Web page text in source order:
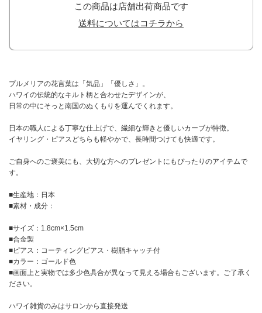
この商品は店舗出荷商品です
送料についてはコチラから
プルメリアの花言葉は「気品」「優しさ」。
ハワイの伝統的なキルト柄と合わせたデザインが、
日常の中にそっと南国のぬくもりを運んでくれます。
日本の職人による丁寧な仕上げで、繊細な輝きと優しいカーブが特徴。
イヤリング・ピアスどちらも軽やかで、長時間つけても快適です。
ご自身へのご褒美にも、大切な方へのプレゼントにもぴったりのアイテムで
す。
■生産地：日本
■素材・成分：
■サイズ：1.8cm×1.5cm
■合金製
■ピアス：コーティングピアス・樹脂キャッチ付
■カラー：ゴールド色
■画面上と実物では多少色具合が異なって見える場合もございます。ご了承く
ださい。
ハワイ雑貨のみはサロンから直接発送